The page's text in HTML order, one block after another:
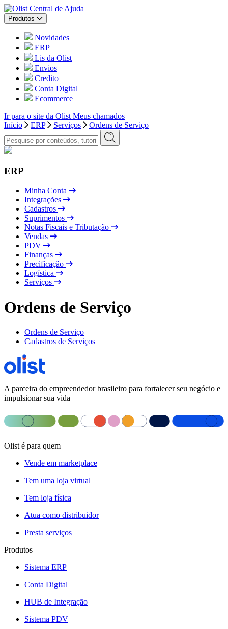
Central de Ajuda
Produtos
Novidades
ERP
Lis da Olist
Envios
Credito
Conta Digital
Ecommerce
Ir para o site da Olist Meus chamados
Início
ERP Serviços Ordens de Serviço
ERP
Minha Conta
Integrações
Cadastros
Suprimentos
Notas Fiscais e Tributação
Vendas
PDV
Finanças
Precificação
Logística
Serviços
Ordens de Serviço
Ordens de Serviço
Cadastros de Serviços
A parceira do empreendedor brasileiro para fortalecer seu negócio e
impulsionar sua vida
Olist é para quem
Vende em marketplace
Tem uma loja virtual
Tem loja física
Atua como distribuidor
Presta serviços
Produtos
Sistema ERP
Conta Digital
HUB de Integração
Sistema PDV